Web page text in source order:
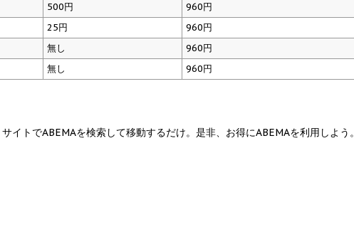
500円
960円
25円
960円
無し
960円
無し 960円
イトでABEMAを検索して移動するだけ。是非、お得にABEMAを利用しよう。